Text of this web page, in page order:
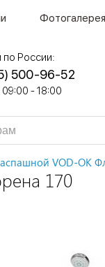
Фотогалерея
по России:
500-96-52
09:00 - 18:00
VOD-OK
170